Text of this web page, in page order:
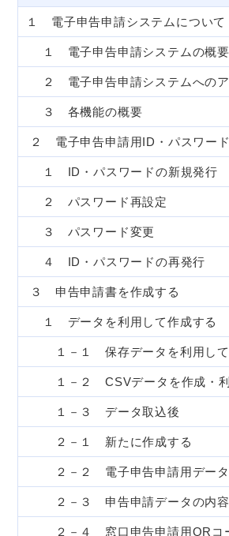
１ 電子申告申請システムについて
１ 電子申告申請システムの概要
２ 電子申告申請システムへのア
３ 各機能の概要
２ 電子申告申請用ID・パスワー
１ ID・パスワードの新規発行
２ パスワード再設定
３ パスワード変更
４ ID・パスワードの再発行
３ 申告申請書を作成する
１ データを利用して作成する
１－１ 保存データを利用して
１－２ CSVデータを作成・利
１－３ データ取込後
２－１ 新たに作成する
２－２ 電子申告申請用データ
２－３ 申告申請データの内容
２－４ 窓口申告申請用QRコー